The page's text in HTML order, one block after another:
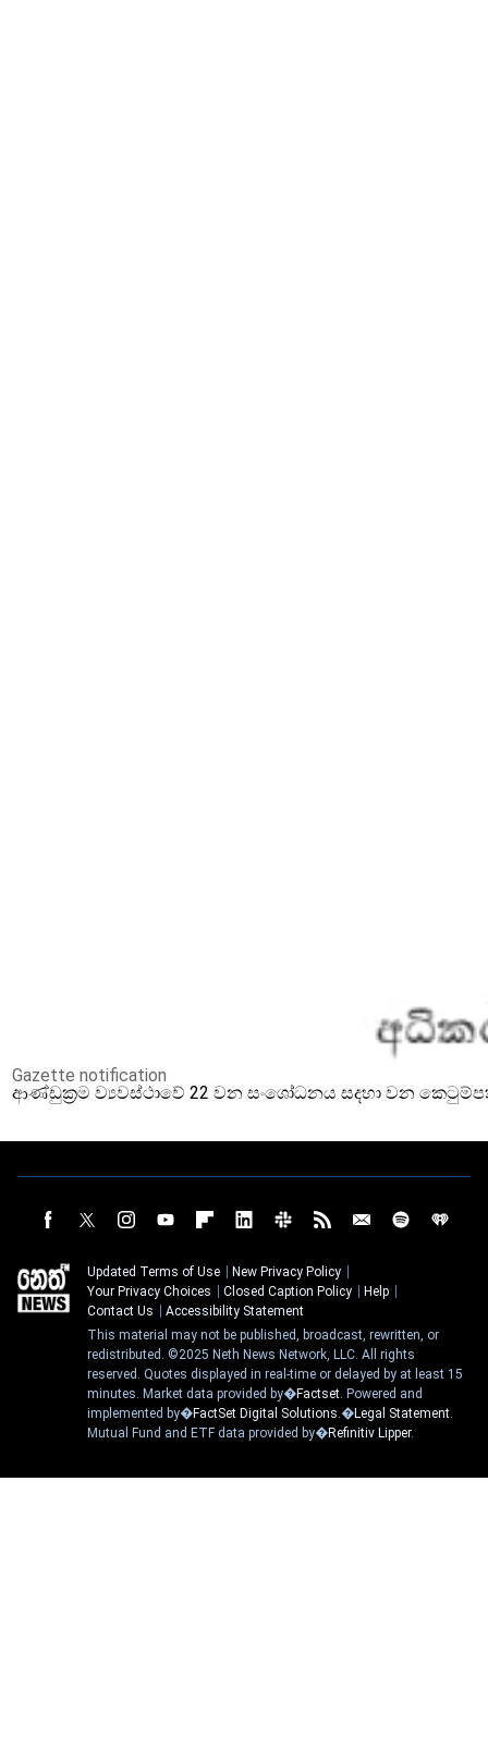
Gazette notification
ආණ්ඩුක්‍රම ව්‍යවස්ථාවේ 22 වන සංශෝධනය සදහා වන
Updated Terms of Use
New Privacy Policy
Your Privacy Choices
Closed Caption Policy
Help
Contact Us
Accessibility Statement
This material may not be published, broadcast, rewritten, or
redistributed. ©2025 Neth News Network, LLC. All rights
reserved. Quotes displayed in real-time or delayed by at least 15
minutes. Market data provided by�Factset. Powered and
implemented by�FactSet Digital Solutions.�Legal Statement.
Mutual Fund and ETF data provided by�Refinitiv Lipper.